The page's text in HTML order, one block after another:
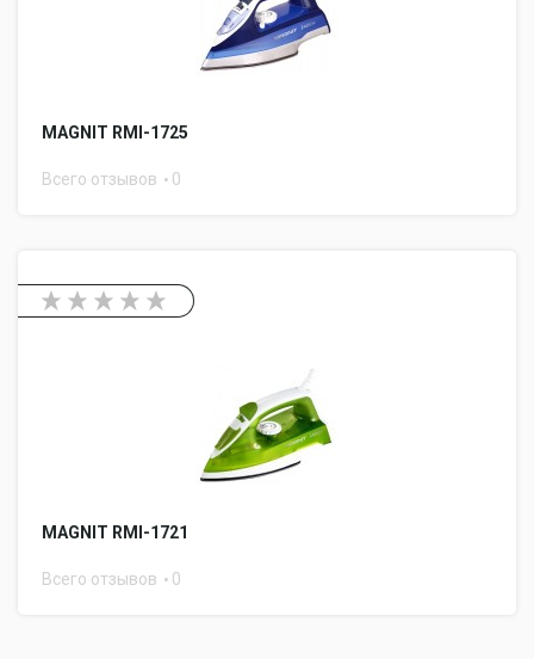
MAGNIT RMI-1725
Всего отзывов 0
MAGNIT RMI-1721
Всего отзывов 0